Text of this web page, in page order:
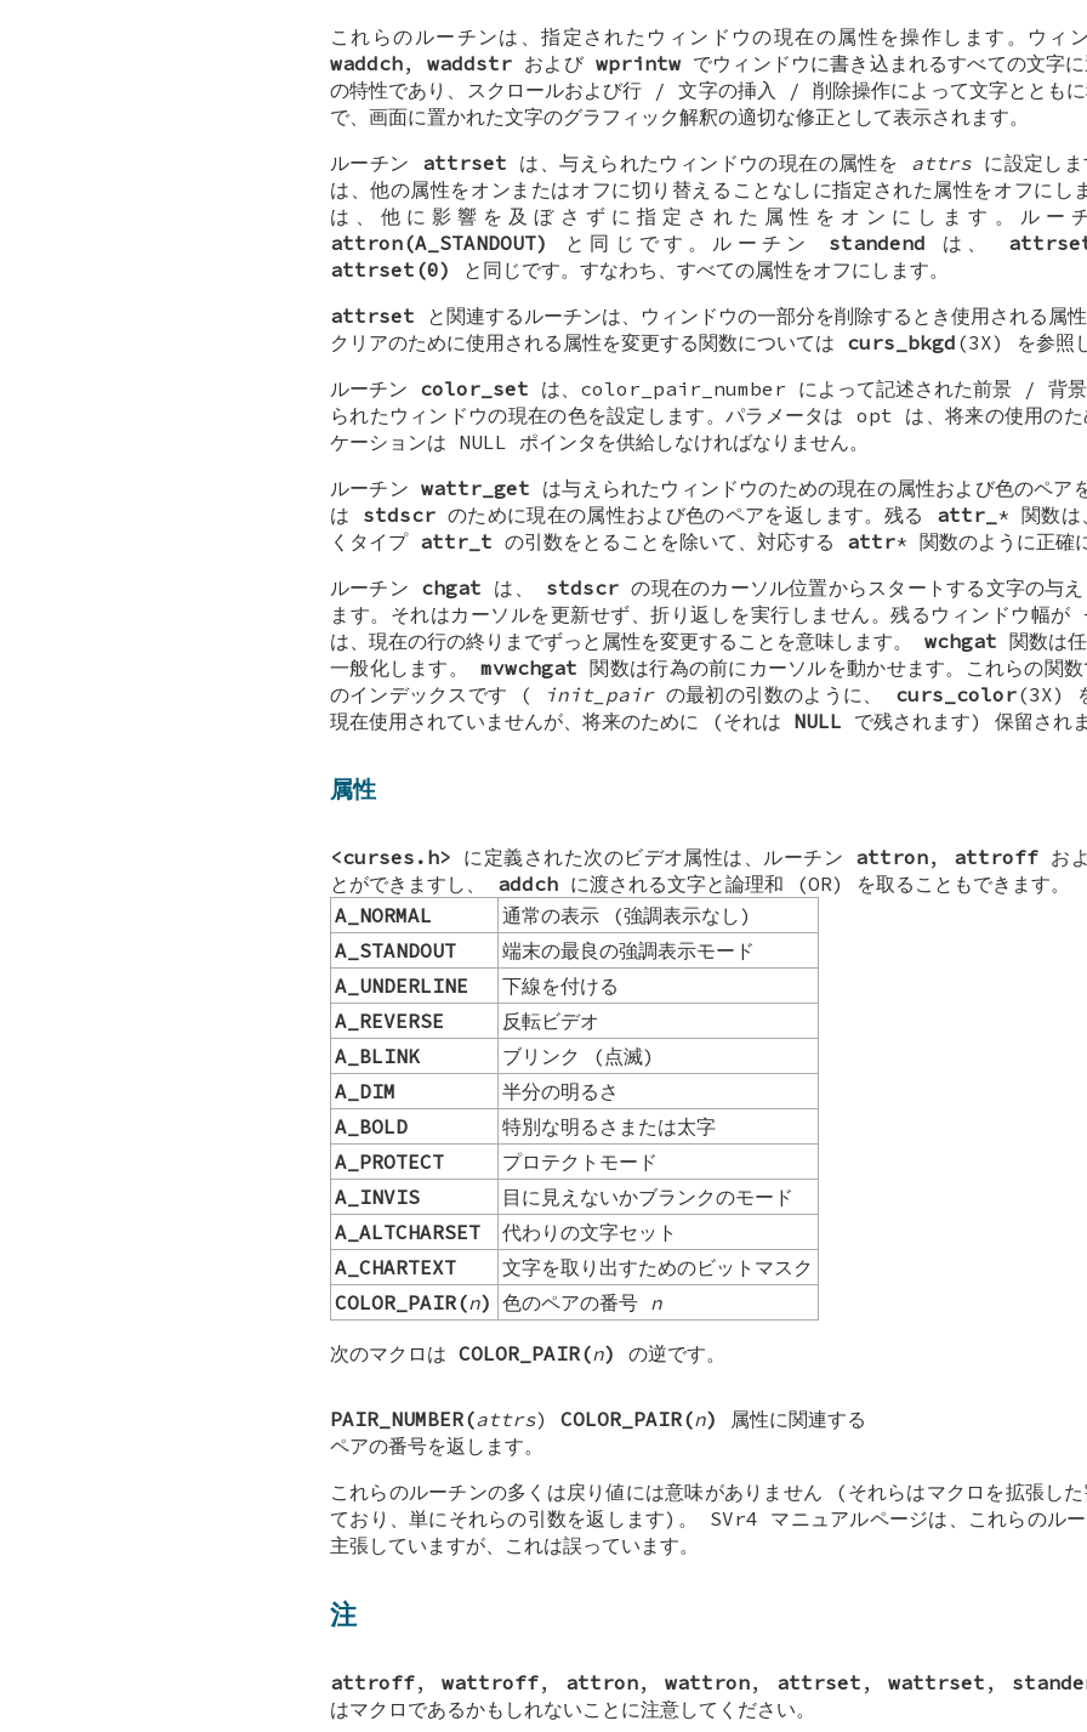
これらのルーチンは、指定されたウィンドウの現在の属性を操作します。ウィ
waddch,waddstr および wprintwでウィンドウに書き込まれるすべての文字
の特性であり、スクロールおよび行 / 文字の挿入 / 削除操作によって文字とともに
で、画面に置かれた文字のグラフィック解釈の適切な修正として表示されます。
ルーチン attrset は、与えられたウィンドウの現在の属性を attrsに設定し
は、他の属性をオンまたはオフに切り替えることなしに指定された属性をオフに
は、他に影響を及ぼさずに指定された属性をオンにします。ル
attron(A_STANDOUT)
と同じです。ルーチン standend は、
attrset(0)
と同じです。すなわち、すべての属性をオフにします。
attrset と関連するルーチンは、ウィンドウの一部分を削除するとき使用される属
クリアのために使用される属性を変更する関数については curs_bkgd (3X) を参照
ルーチン color_set は、color_pair_number によって記述された前景 / 背景
られたウィンドウの現在の色を設定します。パラメータは opt は、将来の使用の
ケーションは NULL ポインタを供給しなければなりません。
ルーチン wattr_get は与えられたウィンドウのための現在の属性および色のペ
は stdscrのために現在の属性および色のペアを返します。残る attr_ * 関数は
くタイプ attr_t の引数をとることを除いて、対応する attr* 関数のように正確
ルーチン chgat は、 stdscr の現在のカーソル位置からスタートする文字の与
ます。それはカーソルを更新せず、折り返しを実行しません。残るウィンドウ幅
は、現在の行の終りまでずっと属性を変更することを意味します。 wchgat 関数は
一般化します。mvwchgat 関数は行為の前にカーソルを動かせます。これらの関
のインデックスです (
init_pairの最初の引数のように、 curs_color(3X)
現在使用されていませんが、将来のために (それは NULL で残されます) 保留され
属性
<curses.h> に定義された次のビデオ属性は、ルーチン attron, attroffお
とができますし、 addch に渡される文字と論理和 (OR) を取ることもできます。
A_NORMAL
通常の表示 (強調表示なし)
A_STANDOUT
端末の最良の強調表示モード
A_UNDERLINE
下線を付ける
A_REVERSE
反転ビデオ
A_BLINK
ブリンク (点滅)
A_DIM
半分の明るさ
A_BOLD
特別な明るさまたは太字
A_PROTECT
プロテクトモード
A_INVIS
目に見えないかブランクのモード
A_ALTCHARSET
代わりの文字セット
A_CHARTEXT
文字を取り出すためのビットマスク
COLOR_PAIR(n) 色のペアの番号 n
次のマクロは COLOR_PAIR(n) の逆です。
PAIR_NUMBER(attrs) COLOR_PAIR(n)
属性に関連する
ペアの番号を返します。
これらのルーチンの多くは戻り値には意味がありません (それらはマクロを拡張し
ており、単にそれらの引数を返します)。 SVr4 マニュアルページは、これらのル
主張していますが、これは誤っています。
注
attroff, wattroff, attron, wattron, attrset , wattrset ,
はマクロであるかもしれないことに注意してください。